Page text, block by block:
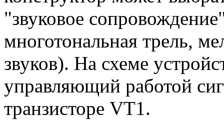
"звуковое
многотональная трель,
звуков). На схеме
управляющий работой
транзисторе VT1.